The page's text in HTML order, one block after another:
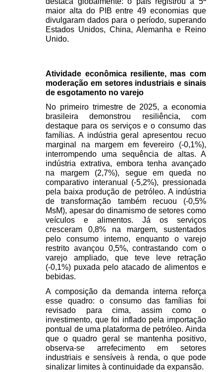
maior alta do PIB entre 49 economias que
divulgaram dados para o período, superando
Estados Unidos, China, Alemanha e Reino
Unido.
Atividade econômica resiliente, mas com
moderação em setores industriais e sinais
de esgotamento no varejo
No primeiro trimestre de 2025, a economia
brasileira demonstrou resiliência, com
destaque para os serviços e o consumo das
famílias. A indústria geral apresentou recuo
marginal na margem em fevereiro (-0,1%),
interrompendo uma sequência de altas. A
indústria extrativa, embora tenha avançado
na margem (2,7%), segue em queda no
comparativo interanual (-5,2%), pressionada
pela baixa produção de petróleo. A indústria
de transformação também recuou (-0,5%
MsM), apesar do dinamismo de setores como
veículos e alimentos. Já os serviços
cresceram 0,8% na margem, sustentados
pelo consumo interno, enquanto o varejo
restrito avançou 0,5%, contrastando com o
varejo ampliado, que teve leve retração
(-0,1%) puxada pelo atacado de alimentos e
bebidas.
A composição da demanda interna reforça
esse quadro: o consumo das famílias foi
revisado para cima, assim como o
investimento, que foi inflado pela importação
pontual de uma plataforma de petróleo. Ainda
que o quadro geral se mantenha positivo,
observa-se arrefecimento em setores
industriais e sensíveis à renda, o que pode
sinalizar limites à continuidade da expansão.